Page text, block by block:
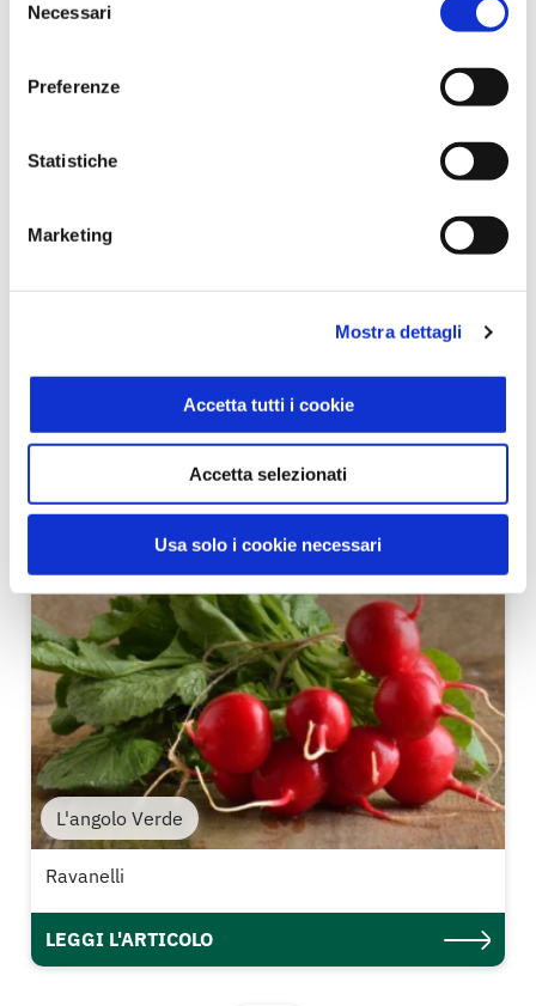
delNecessari
Preferenze
Statistiche
Marketing
Mostra dettagli
Accetta tutti i cookie
Accetta selezionati
Usa solo i cookie necessari
Acquario
I nostri consigli TUTTI I CONSIGLI
L'angolo Verde
Ravanelli
LEGGI L'ARTICOLO